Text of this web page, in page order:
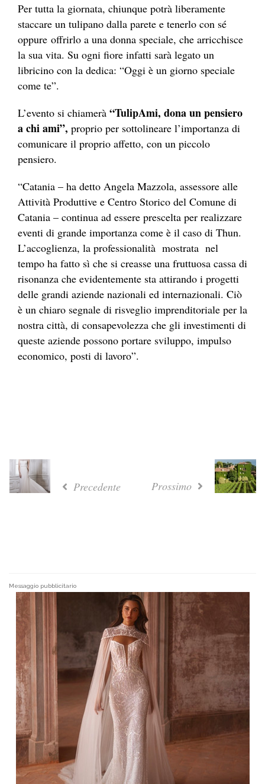
Per tutta la giornata, chiunque potrà liberamente
staccare un tulipano dalla parete e tenerlo con sé
oppure offrirlo a una donna speciale, che arricchisce
la sua vita. Su ogni fiore infatti sarà legato un
libricino con la dedica: “Oggi è un giorno speciale
come te”.
L’evento si chiamerà “TulipAmi, dona un pensiero
a chi ami”, proprio per sottolineare l’importanza di
comunicare il proprio affetto, con un piccolo
pensiero.
“Catania – ha detto Angela Mazzola, assessore alle
Attività Produttive e Centro Storico del Comune di
Catania – continua ad essere prescelta per realizzare
eventi di grande importanza come è il caso di Thun.
L’accoglienza, la professionalità mostrata nel
tempo ha fatto sì che si creasse una fruttuosa cassa di
risonanza che evidentemente sta attirando i progetti
delle grandi aziende nazionali ed internazionali. Ciò
è un chiaro segnale di risveglio imprenditoriale per la
nostra città, di consapevolezza che gli investimenti di
queste aziende possono portare sviluppo, impulso
economico, posti di lavoro”.
Precedente Prossimo
Messaggio pubblicitario